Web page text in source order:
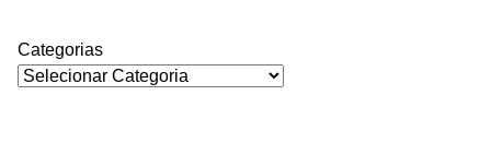
Categorias